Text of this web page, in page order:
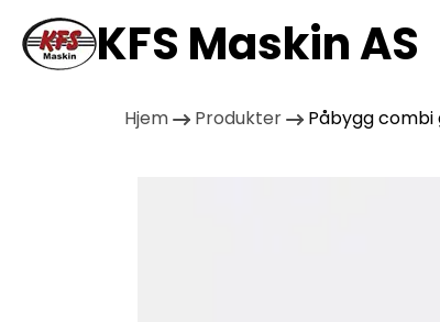
KFS Maskin AS
Hjem Produkter Påbygg combi